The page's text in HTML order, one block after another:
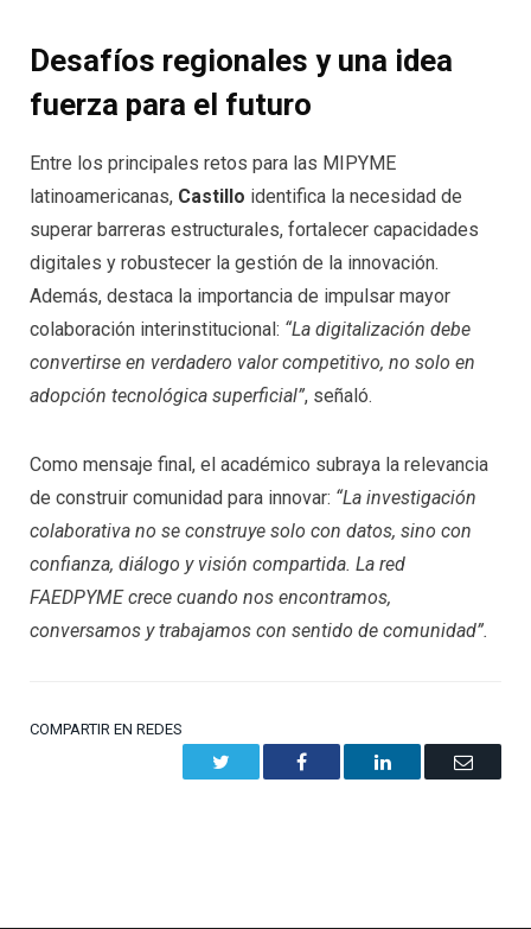
Desafíos regionales y una idea
fuerza para el futuro
Entre los principales retos para las MIPYME
latinoamericanas, Castillo identifica la necesidad de
superar barreras estructurales, fortalecer capacidades
digitales y robustecer la gestión de la innovación.
Además, destaca la importancia de impulsar mayor
colaboración interinstitucional: “La digitalización debe
convertirse en verdadero valor competitivo, no solo en
adopción tecnológica superficial”, señaló.
Como mensaje final, el académico subraya la relevancia
de construir comunidad para innovar: “La investigación
colaborativa no se construye solo con datos, sino con
confianza, diálogo y visión compartida. La red
FAEDPYME crece cuando nos encontramos,
conversamos y trabajamos con sentido de comunidad”.
COMPARTIR EN REDES
Facebook LinkedIn Email